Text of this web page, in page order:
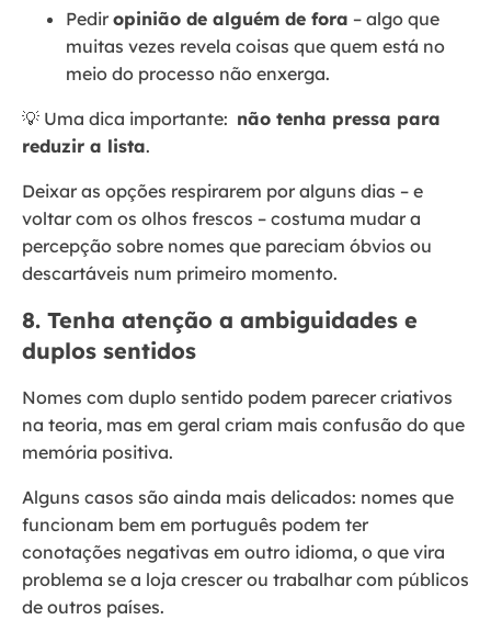
Pedir opinião de alguém de fora – algo que
muitas vezes revela coisas que quem está no
meio do processo não enxerga.
💡 Uma dica importante: não tenha pressa para
reduzir a lista.
Deixar as opções respirarem por alguns dias – e
voltar com os olhos frescos – costuma mudar a
percepção sobre nomes que pareciam óbvios ou
descartáveis num primeiro momento.
8. Tenha atenção a ambiguidades e
duplos sentidos
Nomes com duplo sentido podem parecer criativos
na teoria, mas em geral criam mais confusão do que
memória positiva.
Alguns casos são ainda mais delicados: nomes que
funcionam bem em português podem ter
conotações negativas em outro idioma, o que vira
problema se a loja crescer ou trabalhar com públicos
de outros países.